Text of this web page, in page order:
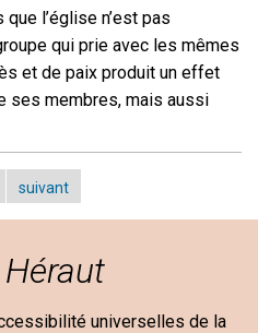
l’église n’est pas
qui prie avec les mêmes
et de paix produit un effet
ses membres, mais aussi
suivant
Héraut
universelles de la